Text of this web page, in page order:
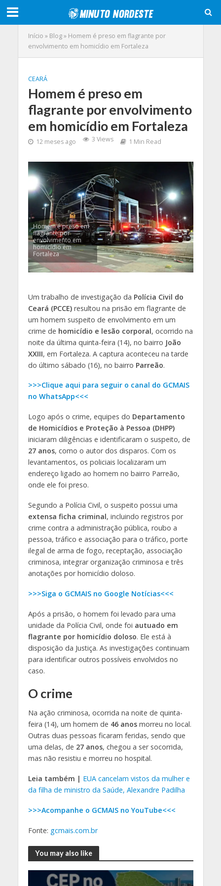
Início » Blog» Homem é preso em flagrante por
envolvimento em homicídio em Fortaleza
CEARÁ
Homem é preso em
flagrante por envolvimento
em homicídio em Fortaleza
12 meses ago 3 Views 1 Min Read
Homem é preso em
flagrante por
envolvimento em
homicídio em
Fortaleza
Um trabalho de investigação da Polícia Civil do
Ceará (PCCE)resultou na prisão em flagrante de
um homem suspeito de envolvimento em um
crime de homicídio e lesão corporal, ocorrido na
noite da última quinta-feira (14), no bairro João
XXIII, em Fortaleza. A captura aconteceu na tarde
do último sábado (16), no bairro Parreão.
>>>Clique aqui para seguir o canal do GCMAIS
no WhatsApp<<<
Logo após o crime, equipes do Departamento
de Homicídios e Proteção à Pessoa (DHPP)
iniciaram diligências e identificaram o suspeito, de
27 anos, como o autor dos disparos. Com os
levantamentos, os policiais localizaram um
endereço ligado ao homem no bairro Parreão,
onde ele foi preso.
Segundo a Polícia Civil, o suspeito possui uma
extensa ficha criminal, incluindo registros por
crime contra a administração pública, roubo a
pessoa, tráfico e associação para o tráfico, porte
ilegal de arma de fogo, receptação, associação
criminosa, integrar organização criminosa e três
anotações por homicídio doloso.
>>>Siga o GCMAIS no Google Notícias<<<
Após a prisão, o homem foi levado para uma
unidade da Polícia Civil, onde foi autuado em
flagrante por homicídio doloso. Ele está à
disposição da Justiça. As investigações continuam
para identificar outros possíveis envolvidos no
caso.
O crime
Na ação criminosa, ocorrida na noite de quinta-
feira (14), um homem de 46 anosmorreu no local.
Outras duas pessoas ficaram feridas, sendo que
uma delas, de 27 anos, chegou a ser socorrida,
mas não resistiu e morreu no hospital.
Leia também | EUA cancelam vistos da mulher e
da filha de ministro da Saúde, Alexandre Padilha
>>>Acompanhe o GCMAIS no YouTube<<<
Fonte: gcmais.com.br
You may also like